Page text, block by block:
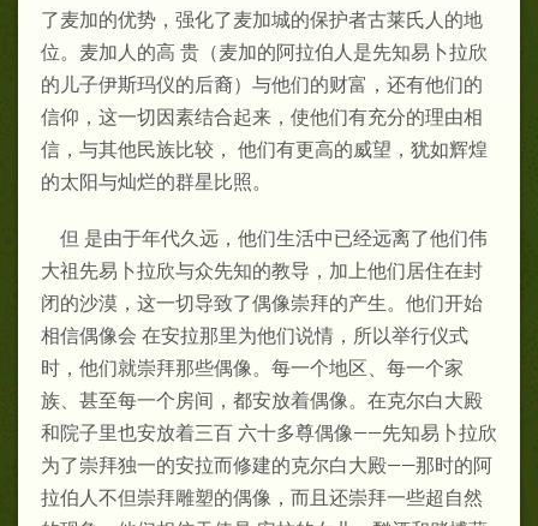
了麦加的优势，强化了麦加城的保护者古莱氏人的地
位。麦加人的高 贵（麦加的阿拉伯人是先知易卜拉欣
的儿子伊斯玛仪的后裔）与他们的财富，还有他们的
信仰，这一切因素结合起来，使他们有充分的理由相
信，与其他民族比较， 他们有更高的威望，犹如辉煌
的太阳与灿烂的群星比照。
但 是由于年代久远，他们生活中已经远离了他们伟
大祖先易卜拉欣与众先知的教导，加上他们居住在封
闭的沙漠，这一切导致了偶像崇拜的产生。他们开始
相信偶像会 在安拉那里为他们说情，所以举行仪式
时，他们就崇拜那些偶像。每一个地区、每一个家
族、甚至每一个房间，都安放着偶像。在克尔白大殿
和院子里也安放着三百 六十多尊偶像——先知易卜拉欣
为了崇拜独一的安拉而修建的克尔白大殿——那时的阿
拉伯人不但崇拜雕塑的偶像，而且还崇拜一些超自然